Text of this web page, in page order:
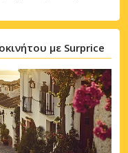
με Surprice